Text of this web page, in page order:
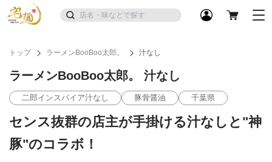
トップ ラーメンBooBoo太郎。 汁なし
ラーメンBooBoo太郎。 汁なし
二郎インスパイア汁なし 豚骨醤油 千葉県
センス抜群の店主が手掛ける汁なしと"神
豚"のコラボ！